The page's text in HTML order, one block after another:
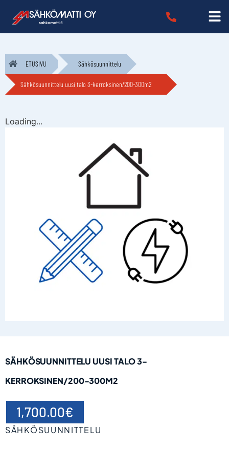
ETUSIVU Sähkösuunnittelu
Sähkösuunnittelu uusi talo 3-kerroksinen/200-300m2
Loading...
SÄHKÖSUUNNITTELU UUSI TALO 3-
KERROKSINEN/200-300M2
1,700.00€
SÄHKÖSUUNNITTELU